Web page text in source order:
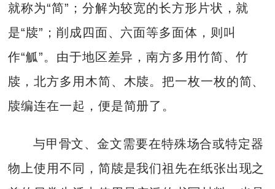
就称为“简”；分解为较宽的长方形片状，就
是“牍”；削成四面、六面等多面体，则叫
作“觚”。由于地区差异，南方多用竹简、竹
牍，北方多用木简、木牍。把一枚一枚的简、
牍编连在一起，便是简册了。
与甲骨文、金文需要在特殊场合或特定器
物上使用不同，简牍是我们祖先在纸张出现之